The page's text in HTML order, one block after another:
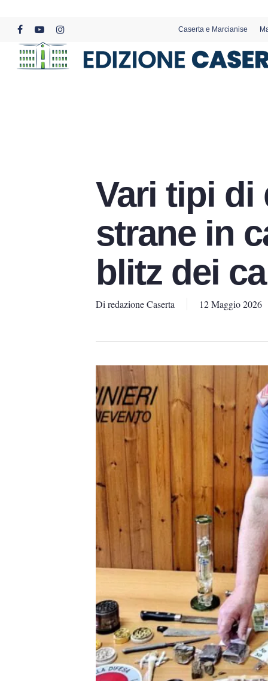
content
facebookyoutubeinstagram
Caserta e Marcianise
Vari tipi di
strane in
blitz dei
Di redazione Caserta 12 Maggio 2026